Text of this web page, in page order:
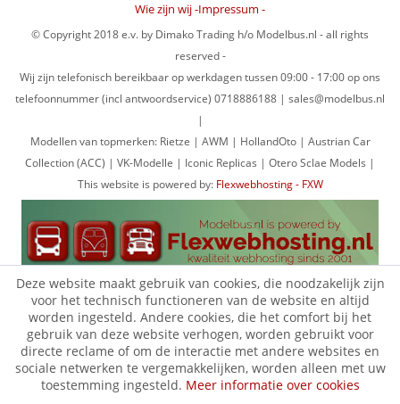
Wie zijn wij -Impressum -
© Copyright 2018 e.v. by Dimako Trading h/o Modelbus.nl - all rights
reserved -
Wij zijn telefonisch bereikbaar op werkdagen tussen 09:00 - 17:00 op ons
telefoonnummer (incl antwoordservice) 0718886188 | sales@modelbus.nl
|
Modellen van topmerken: Rietze | AWM | HollandOto | Austrian Car
Collection (ACC) | VK-Modelle | Iconic Replicas | Otero Sclae Models |
This website is powered by: Flexwebhosting - FXW
Deze website maakt gebruik van cookies, die noodzakelijk zijn
voor het technisch functioneren van de website en altijd
worden ingesteld. Andere cookies, die het comfort bij het
gebruik van deze website verhogen, worden gebruikt voor
directe reclame of om de interactie met andere websites en
sociale netwerken te vergemakkelijken, worden alleen met uw
toestemming ingesteld. Meer informatie over cookies